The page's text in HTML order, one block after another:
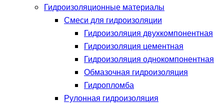
Гидроизоляционные материалы
Смеси для гидроизоляции
Гидроизоляция двухкомпонентная
Гидроизоляция цементная
Гидроизоляция однокомпонентная
Обмазочная гидроизоляция
Гидропломба
Рулонная гидроизоляция